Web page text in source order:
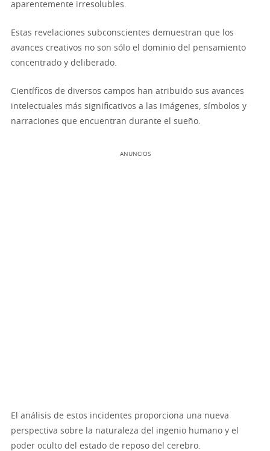
aparentemente irresolubles.
Estas revelaciones subconscientes demuestran que los
avances creativos no son sólo el dominio del pensamiento
concentrado y deliberado.
Científicos de diversos campos han atribuido sus avances
intelectuales más significativos a las imágenes, símbolos y
narraciones que encuentran durante el sueño.
ANUNCIOS
El análisis de estos incidentes proporciona una nueva
perspectiva sobre la naturaleza del ingenio humano y el
poder oculto del estado de reposo del cerebro.